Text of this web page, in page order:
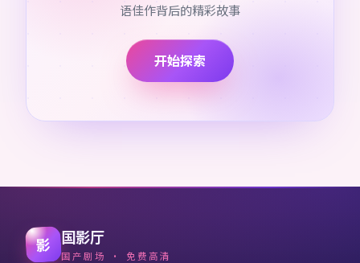
语佳作背后的精彩故事
开始探索
影 国影厅
国产剧场 · 免费高清